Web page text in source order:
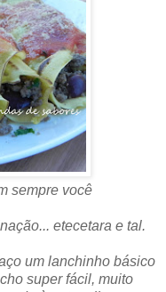
sempre você
etecetara e tal.
um lanchinho básico
super fácil, muito